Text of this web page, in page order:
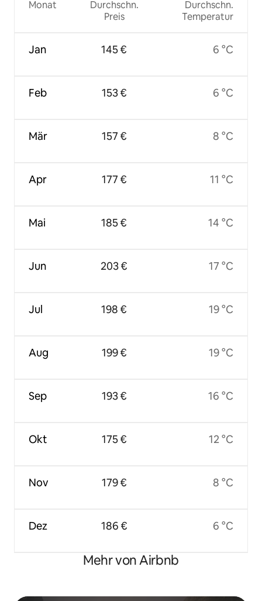
Monat
Jan
Feb
Mär
Apr
Mai
Jun
Jul
Aug
Sep
Okt
Nov
Dez
Durchschn.
Preis
145 €
153 €
157 €
177 €
185 €
203 €
198 €
199 €
193 €
175 €
179 €
186 €
Durchschn.
Temperatur
6 °C
6 °C
8 °C
11 °C
14 °C
17 °C
19 °C
19 °C
16 °C
12 °C
8 °C
6 °C
Mehr von Airbnb